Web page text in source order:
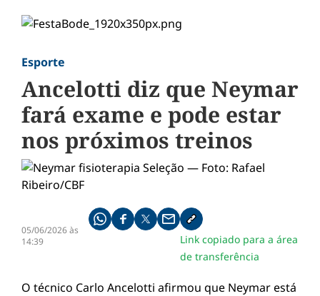
Esporte
Ancelotti diz que Neymar
fará exame e pode estar
nos próximos treinos
05/06/2026 às
14:39
Compartilhe pelo whatsapp
Compartilhar no facebook
Compartilhar no twitter
Compartilhe pelo email
Copiar link da notícia
Link copiado para a área
de transferência
O técnico Carlo Ancelotti afirmou que Neymar está